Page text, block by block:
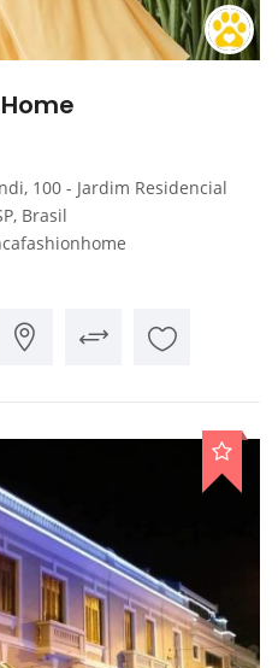
100 - Jardim Residencial
Brasil